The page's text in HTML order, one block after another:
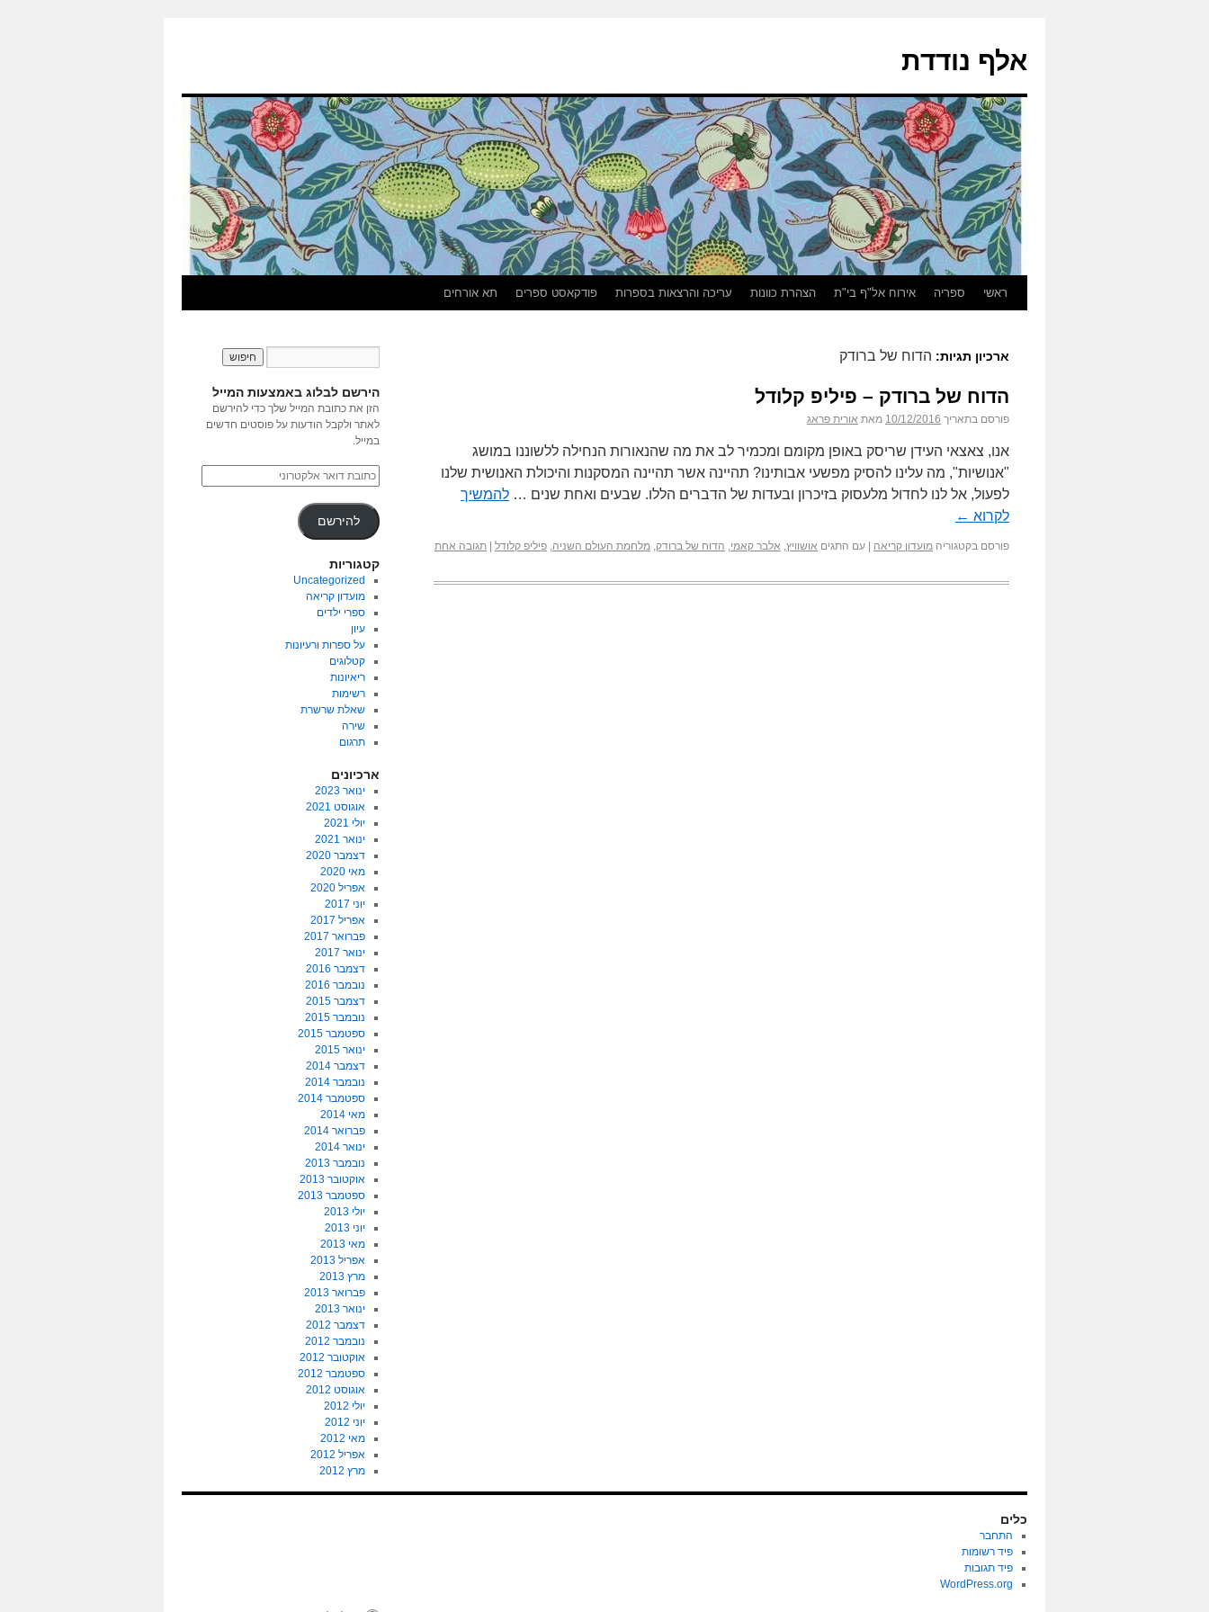
אלף נודדת
ראשי ספריה אירוח אל"ף בי"ת הצהרת כוונות עריכה והרצאות בספרות פודקאסט ספרים תא אורחים
ארכיון תגיות: הדוח של ברודק
הדוח של ברודק – פיליפ קלודל
פורסם בתאריך 10/12/2016 מאת אורית פראג
אנו, צאצאי העידן שריסק באופן מקומם ומכמיר לב את מה שהנאורות הנחילה ללשוננו במושג
"אנושיות", מה עלינו להסיק מפשעי אבותינו? תהיינה אשר תהיינה המסקנות והיכולת האנושית שלנו
לפעול, אל לנו לחדול מלעסוק בזיכרון ובעדות של הדברים הללו. שבעים ואחת שנים … להמשיך
לקרוא ←
פורסם בקטגוריה מועדון קריאה עם התגים אושוויץ, אלבר קאמי, הדוח של ברודק, מלחמת העולם השניה, פיליפ קלודל תגובה אחת
הירשם לבלוג באמצעות המייל
הזן את כתובת המייל שלך כדי להירשם
לאתר ולקבל הודעות על פוסטים חדשים
במייל.
להירשם
קטגוריות
Uncategorized
מועדון קריאה
ספרי ילדים
עיון
על ספרות ורעיונות
קטלוגים
ריאיונות
רשימות
שאלת שרשרת
שירה
תרגום
ארכיונים
ינואר 2023
אוגוסט 2021
יולי 2021
ינואר 2021
דצמבר 2020
מאי 2020
אפריל 2020
יוני 2017
אפריל 2017
פברואר 2017
ינואר 2017
דצמבר 2016
נובמבר 2016
דצמבר 2015
נובמבר 2015
ספטמבר 2015
ינואר 2015
דצמבר 2014
נובמבר 2014
ספטמבר 2014
מאי 2014
פברואר 2014
ינואר 2014
נובמבר 2013
אוקטובר 2013
ספטמבר 2013
יולי 2013
יוני 2013
מאי 2013
אפריל 2013
מרץ 2013
פברואר 2013
ינואר 2013
דצמבר 2012
נובמבר 2012
אוקטובר 2012
ספטמבר 2012
אוגוסט 2012
יולי 2012
יוני 2012
מאי 2012
אפריל 2012
מרץ 2012
כלים
התחבר
פיד רשומות
פיד תגובות
WordPress.org